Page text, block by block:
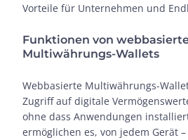
Vorteile für Unternehmen und
Funktionen von
Multiwährungs-Wallets
Webbasierte Multiwährungs-
Zugriff auf digitale
ohne dass Anwendungen
ermöglichen es, von jedem Gerät